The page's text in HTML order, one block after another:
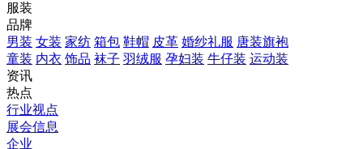
服装
品牌
男装 女装 家纺 箱包 鞋帽 皮革 婚纱礼服 唐装旗袍
童装 内衣 饰品 袜子 羽绒服 孕妇装 牛仔装 运动装
资讯
热点
行业视点
展会信息
企业